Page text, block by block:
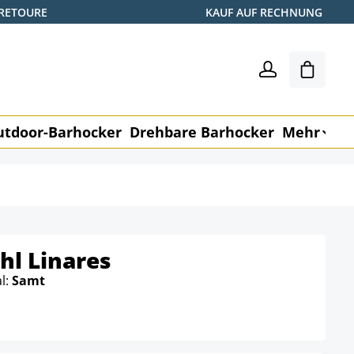
KAUF AUF RECHNUNG
Barhocker Drehbare Barhocker Mehr
Linares
Samt